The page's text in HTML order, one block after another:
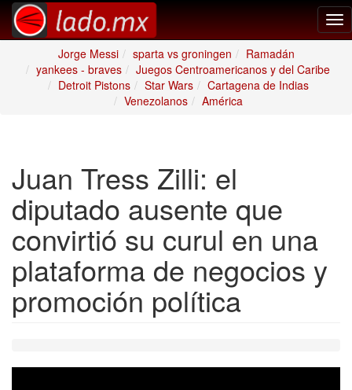
Jorge Messi
sparta vs groningen
Ramadán
yankees - braves
Juegos Centroamericanos y del Caribe
Detroit Pistons
Star Wars
Cartagena de Indias
Venezolanos
América
Juan Tress Zilli: el
diputado ausente que
convirtió su curul en una
plataforma de negocios y
promoción política